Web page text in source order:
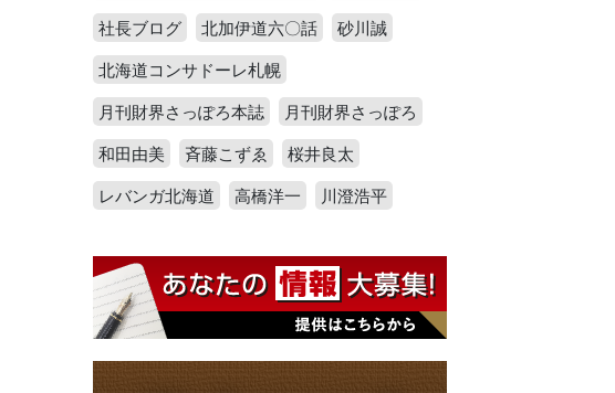
社長ブログ
北加伊道六〇話
砂川誠
北海道コンサドーレ札幌
月刊財界さっぽろ本誌
月刊財界さっぽろ
和田由美
斉藤こずゑ
桜井良太
レバンガ北海道
高橋洋一 川澄浩平